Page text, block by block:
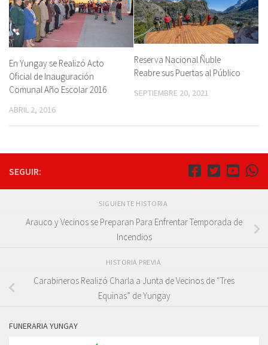
En Yungay se Realizó Acto
Oficial de Inauguración
Comunal Año Escolar 2016
ABRIL 2, 2016
Reserva Nacional Ñuble
Reabre sus Puertas al Público
SEPTIEMBRE 20, 2021
SEGUIR:
SIGUIENTE HISTORIA
Arauco y Vecinos se Preparan Para Enfrentar Temporada de
Incendios
HISTORIA PREVIA
Carabineros Realizó Charla a Junta de Vecinos de “Tres
Equinas” de Yungay
FUNERARIA YUNGAY